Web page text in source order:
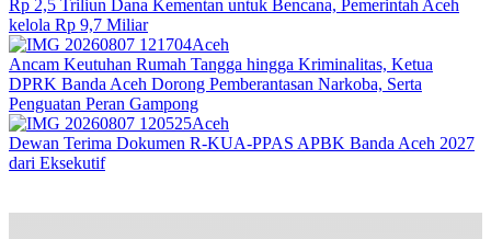
Rp 2,5 Triliun Dana Kementan untuk Bencana, Pemerintah Aceh
kelola Rp 9,7 Miliar‎
Aceh
Ancam Keutuhan Rumah Tangga hingga Kriminalitas, Ketua
DPRK Banda Aceh Dorong Pemberantasan Narkoba, Serta
Penguatan Peran Gampong
Aceh
Dewan Terima Dokumen R-KUA-PPAS APBK Banda Aceh 2027
dari Eksekutif